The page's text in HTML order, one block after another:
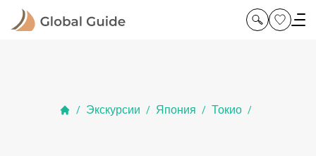
/ Экскурсии / Япония / Токио /